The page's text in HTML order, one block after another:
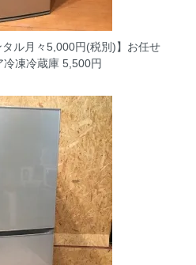
ル月々5,000円(税別)】お任せ
冷凍冷蔵庫5,500円